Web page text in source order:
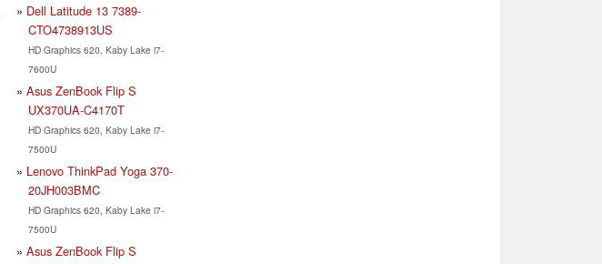
Dell Latitude 13 7389-
CTO4738913US
HD Graphics 620, Kaby Lake i7-
7600U
Asus ZenBook Flip S
UX370UA-C4170T
HD Graphics 620, Kaby Lake i7-
7500U
Lenovo ThinkPad Yoga 370-
20JH003BMC
HD Graphics 620, Kaby Lake i7-
7500U
Asus ZenBook Flip S